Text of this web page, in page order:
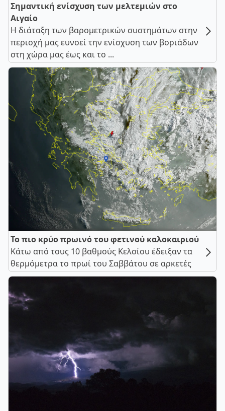
Σημαντική ενίσχυση των μελτεμιών στο
Αιγαίο
Η διάταξη των βαρομετρικών συστημάτων στην
περιοχή μας ευνοεί την ενίσχυση των βοριάδων
στη χώρα μας έως και το ...
Το πιο κρύο πρωινό του φετινού καλοκαιριού
Κάτω από τους 10 βαθμούς Κελσίου έδειξαν τα
θερμόμετρα το πρωί του Σαββάτου σε αρκετές